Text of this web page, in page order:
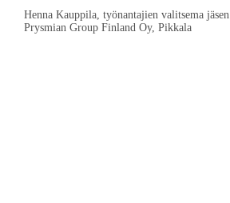
Henna Kauppila, työnantajien valitsema jäsen
Prysmian Group Finland Oy, Pikkala